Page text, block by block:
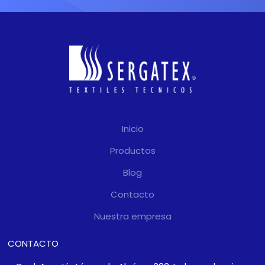
Inicio
Productos
Blog
Contacto
Nuestra empresa
CONTACTO